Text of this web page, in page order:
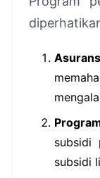
subsidi
subsidi